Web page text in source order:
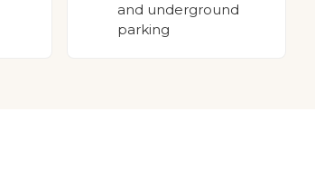
and underground
parking